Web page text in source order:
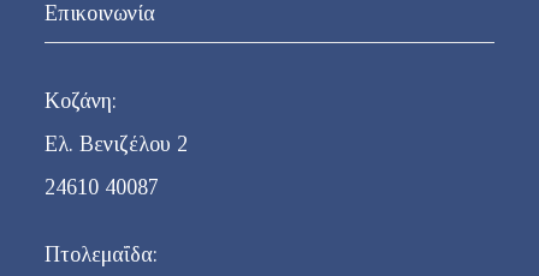
Επικοινωνία
Κοζάνη:
Ελ. Βενιζέλου 2
24610 40087
Πτολεμαΐδα: